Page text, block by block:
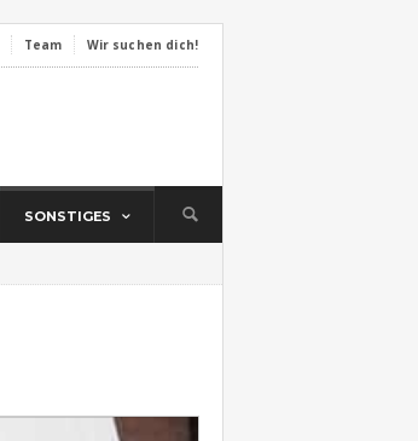
Team Wir suchen dich!
SONSTIGES